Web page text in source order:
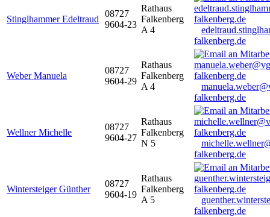
Stinglhammer Edeltraud
08727
9604-23
Rathaus
Falkenberg
A 4
falkenberg.de
Weber Manuela
08727
9604-29
Rathaus
Falkenberg
A 4
falkenberg.de
Wellner Michelle
08727
9604-27
Rathaus
Falkenberg
N 5
falkenberg.de
Wintersteiger Günther
08727
9604-19
Rathaus
Falkenberg
A 5
falkenberg.de